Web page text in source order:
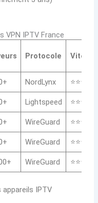
VPN IPTV France
Protocole Vitesse
NordLynx ⭐⭐⭐⭐⭐
Lightspeed ⭐⭐⭐⭐⭐
WireGuard ⭐⭐⭐⭐
WireGuard ⭐⭐⭐⭐
WireGuard ⭐⭐⭐
IPTV